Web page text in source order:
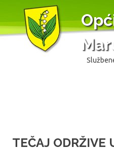
content
TEČAJ ODRŽIVE